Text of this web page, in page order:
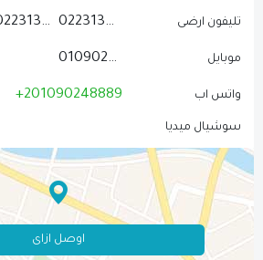
تليفون ارضى 0223130024
0223130021
موبايل 01090248889
واتس اب +201090248889
سوشيال ميديا
اوصل ازاى